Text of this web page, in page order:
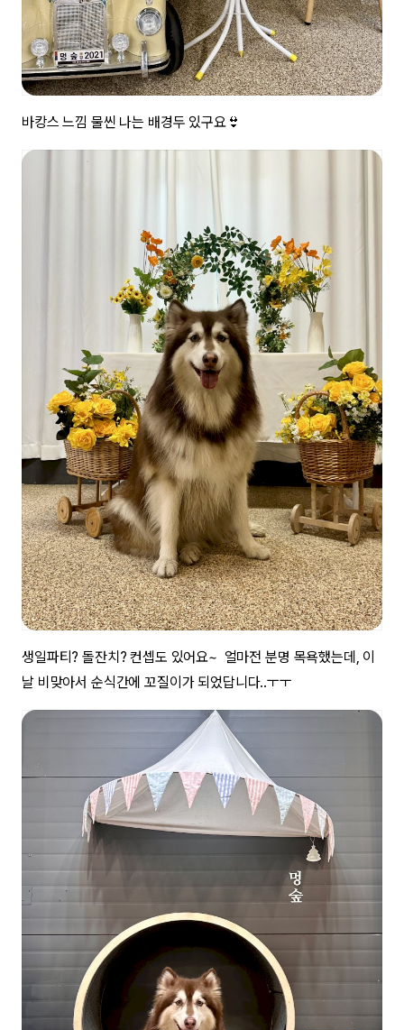
바캉스 느낌 물씬 나는 배경두 있구요👙
생일파티? 돌잔치? 컨셉도 있어요~ 얼마전 분명 목욕했는데, 이
날 비맞아서 순식간에 꼬질이가 되었답니다..ㅜㅜ